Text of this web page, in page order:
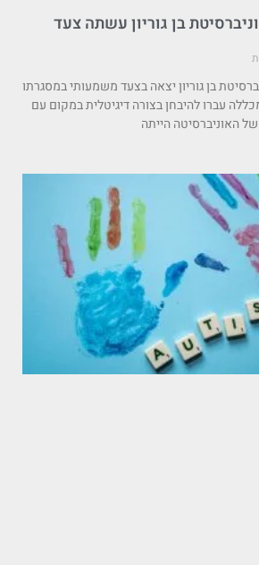
בן גוריון עשתה צעד
שנת 2023 אוניברסיטת בן גוריון יצאה בצעד משמעותי במסגרתו
עברו להיבחן בצורה דיגיטלית במקום עם
האוניברסיטה הייתה